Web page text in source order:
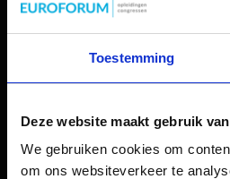
Toestemming
Deze website maakt gebruik
We gebruiken cookies om
om ons websiteverkeer te